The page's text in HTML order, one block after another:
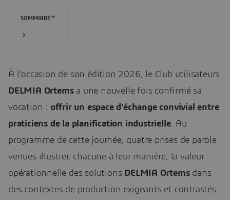
SOMMAIRE
À l’occasion de son édition 2026, le Club utilisateurs
DELMIA Ortemsa une nouvelle fois confirmé sa
vocation : offrir un espace d’échange convivial entre
praticiens de la planification industrielle. Au
programme de cette journée, quatre prises de parole
venues illustrer, chacune à leur manière, la valeur
opérationnelle des solutions DELMIA Ortemsdans
des contextes de production exigeants et contrastés.